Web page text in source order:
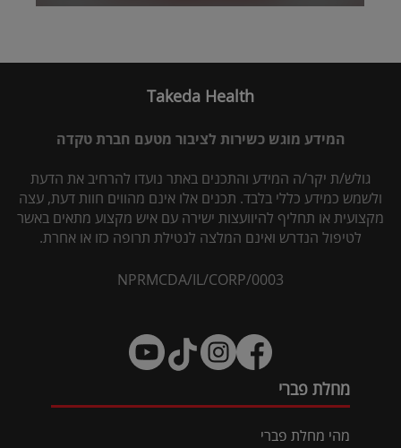
Takeda Health
המידע מוגש כשירות לציבור מטעם חברת טקדה
גולש/ת יקר/ה המידע והתכנים באתר נועדו להרחיב את הדעת
ולשמש כמידע כללי בלבד. תכנים אלו אינם מהווים חוות דעת, עצה
מקצועית או תחליף להיוועצות ישירה עם איש מקצוע מתאים באשר
לטיפול הנדרש ואינם המלצה לנטילת תרופה כזו או אחרת.
NPRMCDA/IL/CORP/0003
מחלת פברי
מהי מחלת פברי